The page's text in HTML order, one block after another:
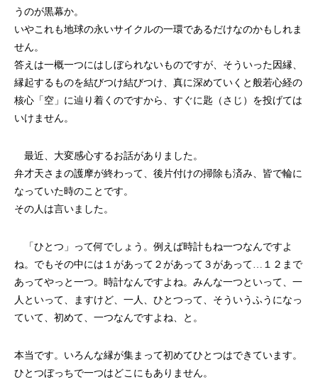
うのが黒幕か。
いやこれも地球の永いサイクルの一環であるだけなのかもしれま
せん。
答えは一概一つにはしぼられないものですが、そういった因縁、
縁起するものを結びつけ結びつけ、真に深めていくと般若心経の
核心「空」に辿り着くのですから、すぐに匙（さじ）を投げては
いけません。
最近、大変感心するお話がありました。
弁才天さまの護摩が終わって、後片付けの掃除も済み、皆で輪に
なっていた時のことです。
その人は言いました。
「ひとつ」って何でしょう。例えば時計もね一つなんですよ
ね。でもその中には１があって２があって３があって…１２まで
あってやっと一つ。時計なんですよね。みんな一つといって、一
人といって、ますけど、一人、ひとつって、そういうふうになっ
ていて、初めて、一つなんですよね、と。
本当です。いろんな縁が集まって初めてひとつはできています。
ひとつぼっちで一つはどこにもありません。